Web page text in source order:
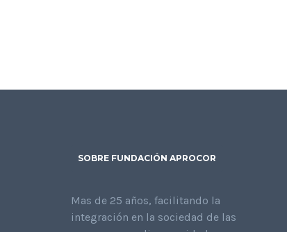
SOBRE FUNDACIÓN APROCOR
Mas de 25 años, facilitando la
integración en la sociedad de las